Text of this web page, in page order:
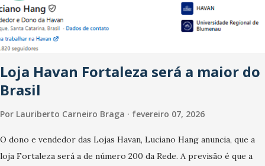
40% registraram equilíbrio financeiro. Já o percentual de
estabelecimentos no prejuízo ficou em 19%, pouco abaixo do
observado no mês anterior. Outros 1% não existiam em novembro.
Em relação a outubro, o faturamento também cresceu. De acordo
com a pesquisa, 44% dos n...
Loja Havan Fortaleza será a maior do
Brasil
Por Lauriberto Carneiro Braga fevereiro 07, 2026
O dono e vendedor das Lojas Havan, Luciano Hang anuncia, que a
loja Fortaleza será a de número 200 da Rede. A previsão é que a